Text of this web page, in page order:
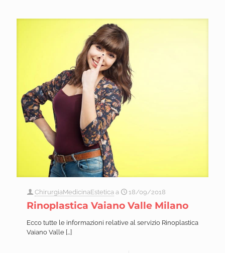
ChirurgiaMedicinaEstetica a 18/09/2018
Rinoplastica Vaiano Valle Milano
Ecco tutte le informazioni relative al servizio Rinoplastica
Vaiano Valle […]